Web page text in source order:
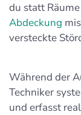
du statt
Abdeckung
versteckte
Während der
Techniker
und erfasst